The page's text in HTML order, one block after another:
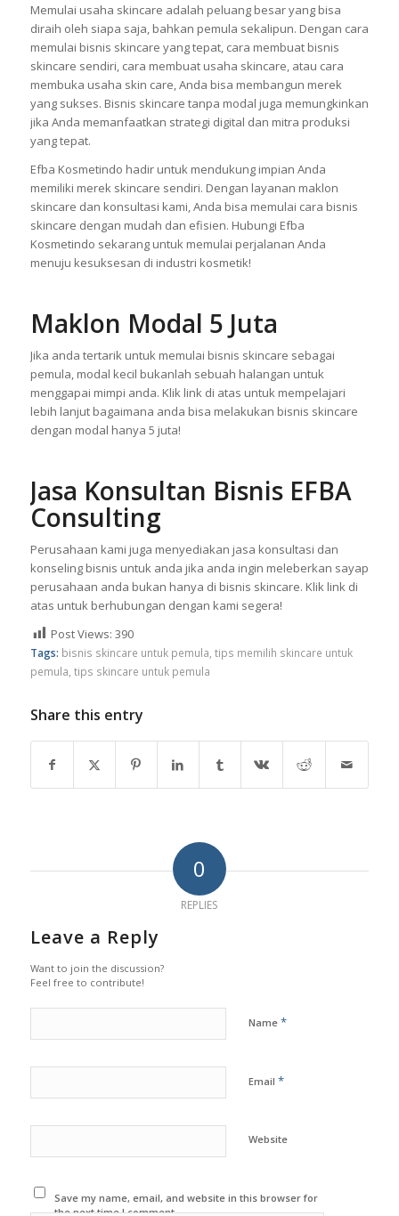
Memulai usaha skincare adalah peluang besar yang bisa
diraih oleh siapa saja, bahkan pemula sekalipun. Dengan cara
memulai bisnis skincare yang tepat, cara membuat bisnis
skincare sendiri, cara membuat usaha skincare, atau cara
membuka usaha skin care, Anda bisa membangun merek
yang sukses. Bisnis skincare tanpa modal juga memungkinkan
jika Anda memanfaatkan strategi digital dan mitra produksi
yang tepat.
Efba Kosmetindo hadir untuk mendukung impian Anda
memiliki merek skincare sendiri. Dengan layanan maklon
skincare dan konsultasi kami, Anda bisa memulai cara bisnis
skincare dengan mudah dan efisien. Hubungi Efba
Kosmetindo sekarang untuk memulai perjalanan Anda
menuju kesuksesan di industri kosmetik!
Maklon Modal 5 Juta
Jika anda tertarik untuk memulai bisnis skincare sebagai
pemula, modal kecil bukanlah sebuah halangan untuk
menggapai mimpi anda. Klik link di atas untuk mempelajari
lebih lanjut bagaimana anda bisa melakukan bisnis skincare
dengan modal hanya 5 juta!
Jasa Konsultan Bisnis EFBA
Consulting
Perusahaan kami juga menyediakan jasa konsultasi dan
konseling bisnis untuk anda jika anda ingin meleberkan sayap
perusahaan anda bukan hanya di bisnis skincare. Klik link di
atas untuk berhubungan dengan kami segera!
Post Views: 390
Tags: bisnis skincare untuk pemula, tips memilih skincare untuk
pemula, tips skincare untuk pemula
Share this entry
0
REPLIES
Leave a Reply
Want to join the discussion?
Feel free to contribute!
Name *
Email *
Website
Save my name, email, and website in this browser for
the next time I comment.